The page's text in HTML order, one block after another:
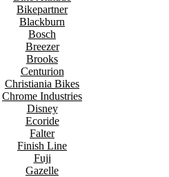
Bikepartner
Blackburn
Bosch
Breezer
Brooks
Centurion
Christiania Bikes
Chrome Industries
Disney
Ecoride
Falter
Finish Line
Fuji
Gazelle